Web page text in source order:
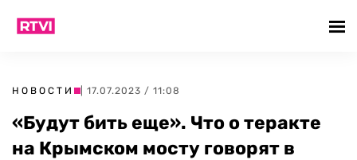
НОВОСТИ | 17.07.2023 / 11:08
«Будут бить еще». Что о теракте
на Крымском мосту говорят в